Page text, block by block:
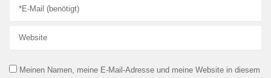
Meinen Namen, meine E-Mail-Adresse und meine Website in diesem